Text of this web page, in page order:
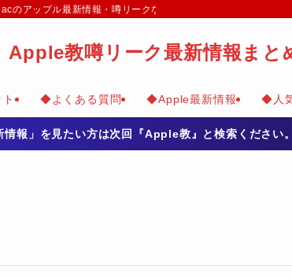
アップル最新情報・噂リークなどのまとめて掲載
Apple教噂リーク最新情報まと
◆よくある質問 ◆Apple最新情報 ◆人
報」を見たい方は次回『Apple教』と検索ください。